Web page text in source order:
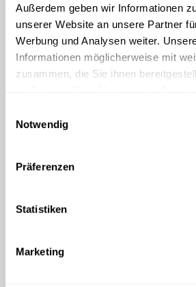
Außerdem geben wir Informationen
unserer Website an unsere Partner
Werbung und Analysen weiter.
Informationen möglicherweise mit
zusammen, die Sie ihnen
Notwendig
Präferenzen
Statistiken
Marketing
Firma:(optional)
Straße:(optional)
Postleitzahl: